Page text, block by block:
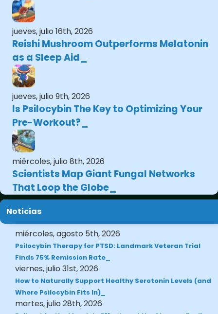
jueves, julio 16th, 2026
Reishi Mushroom Outperforms Melatonin
as a Sleep Aid
jueves, julio 9th, 2026
Is Psilocybin The Key to Optimizing Your
Pre-Workout?
miércoles, julio 8th, 2026
Scientists Map Giant Fungal Networks
That Loop the Globe
Noticias
miércoles, agosto 5th, 2026
Psilocybin Therapy for PTSD: Landmark Veteran Trial
Finds 75% Remission Rate
viernes, julio 31st, 2026
How to Naturally Support Healthy Serotonin Levels (and
Where Psilocybin Fits In)
martes, julio 28th, 2026